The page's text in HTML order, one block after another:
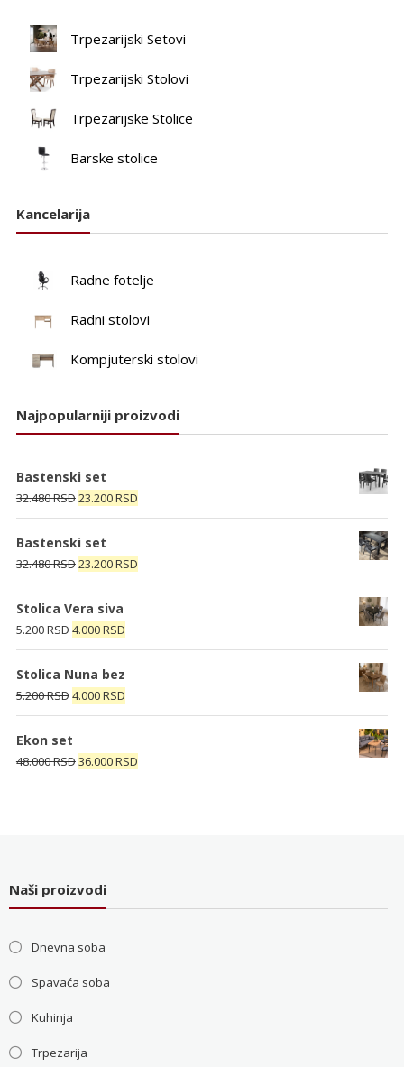
Trpezarijski Setovi
Trpezarijski Stolovi
Trpezarijske Stolice
Barske stolice
Kancelarija
Radne fotelje
Radni stolovi
Kompjuterski stolovi
Najpopularniji proizvodi
Bastenski set
32.480RSDOriginalna
cena
je
bila:
32.480 RSD.
23.200RSDTrenutna
cena
23.200 RSD.
Bastenski set
32.480RSDOriginalna
cena
je
bila:
32.480 RSD.
23.200RSDTrenutna
cena
Stolica Vera siva
5.200RSDOriginalna
cena
je
bila:
5.200 RSD.
4.000RSDTrenutna
cena
je:
4.000 RSD.
Stolica Nuna bez
5.200RSDOriginalna
cena
je
bila:
4.000RSDTrenutna
cena
4.000 RSD.
Ekon set
48.000RSDOriginalna
36.000RSDTrenutna
Naši proizvodi
Dnevna soba
Spavaća soba
Kuhinja
Trpezarija